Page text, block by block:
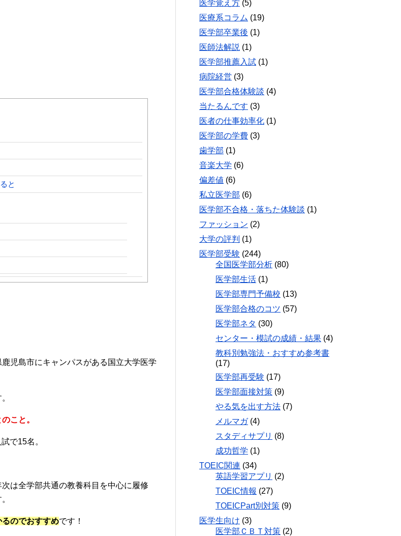
と
児島市にキャンパスがある国立大学医学
こと。
で15名。
は全学部共通の教養科目を中心に履修
のでおすすめです！
医学覚え方 (5)
医療系コラム (19)
医学部卒業後 (1)
医師法解説 (1)
医学部推薦入試 (1)
病院経営 (3)
医学部合格体験談 (4)
当たるんです (3)
医者の仕事効率化 (1)
医学部の学費 (3)
歯学部 (1)
音楽大学 (6)
偏差値 (6)
私立医学部 (6)
医学部不合格・落ちた体験談 (1)
ファッション (2)
大学の評判 (1)
医学部受験 (244)
全国医学部分析 (80)
医学部生活 (1)
医学部専門予備校 (13)
医学部合格のコツ (57)
医学部ネタ (30)
センター・模試の成績・結果 (4)
教科別勉強法・おすすめ参考書
(17)
医学部再受験 (17)
医学部面接対策 (9)
やる気を出す方法 (7)
メルマガ(4)
スタディサプリ (8)
成功哲学 (1)
TOEIC関連 (34)
英語学習アプリ (2)
TOEIC情報 (27)
TOEICPart別対策 (9)
医学生向け (3)
医学部ＣＢＴ対策 (2)